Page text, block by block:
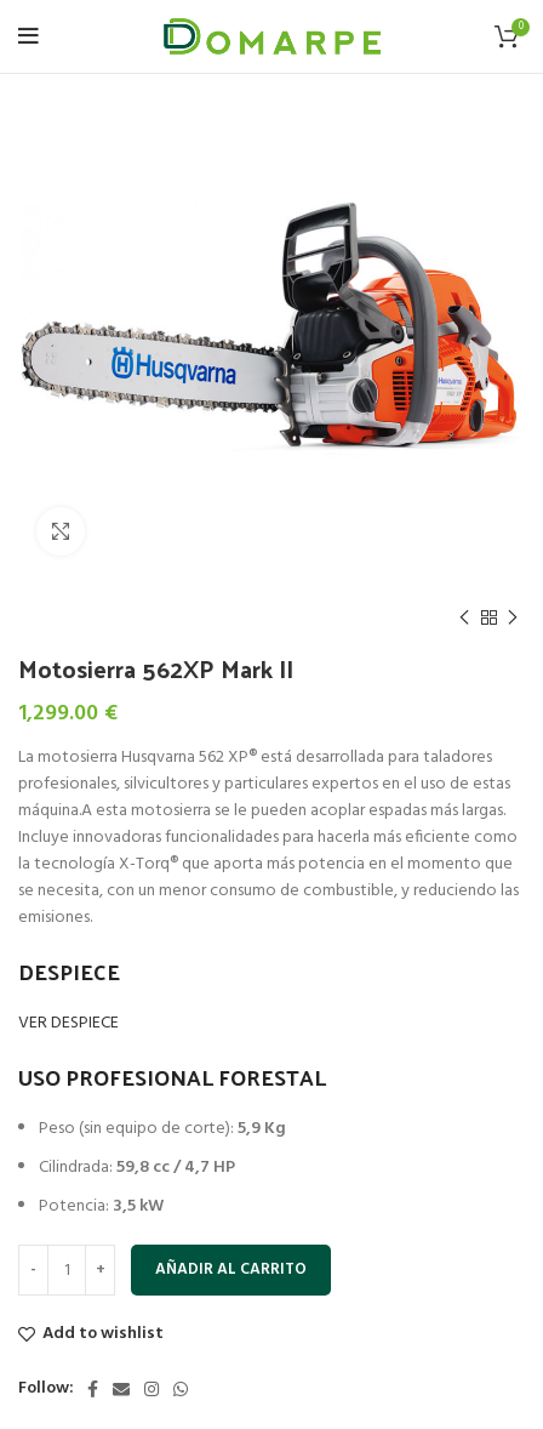
0
Motosierra 562XP Mark II
1,299.00 €
La motosierra Husqvarna 562 XP® está desarrollada para taladores
profesionales, silvicultores y particulares expertos en el uso de estas
máquina.A esta motosierra se le pueden acoplar espadas más largas.
Incluye innovadoras funcionalidades para hacerla más eficiente como
la tecnología X-Torq® que aporta más potencia en el momento que
se necesita, con un menor consumo de combustible, y reduciendo las
emisiones.
DESPIECE
VER DESPIECE
USO PROFESIONAL FORESTAL
Peso (sin equipo de corte):5,9 Kg
Cilindrada:59,8 cc / 4,7 HP
Potencia: 3,5 kW
AÑADIR AL CARRITO
Add to wishlist
Follow: